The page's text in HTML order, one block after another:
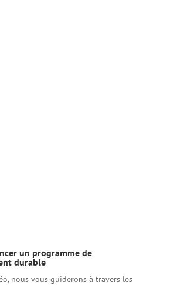
un programme de
durable
nous vous guiderons à travers les